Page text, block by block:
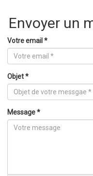
Envoyer un
Votre email *
Objet*
Message*